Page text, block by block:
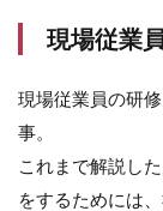
現場従業
現場従業員の研
事。
これまで解説し
をするためには